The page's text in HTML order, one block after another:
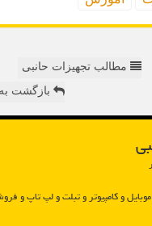
مطالب تجهیزات حانبی
بازگشت
و كامپیوتر و تبلت و لپ تاپ و